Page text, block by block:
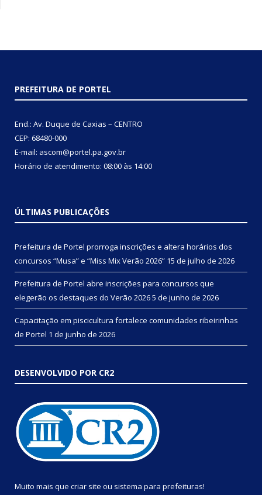
PREFEITURA DE PORTEL
End.: Av. Duque de Caxias – CENTRO
CEP: 68480-000
E-mail: ascom@portel.pa.gov.br
Horário de atendimento: 08:00 às 14:00
ÚLTIMAS PUBLICAÇÕES
Prefeitura de Portel prorroga inscrições e altera horários dos
concursos “Musa” e “Miss Mix Verão 2026” 15 de julho de 2026
Prefeitura de Portel abre inscrições para concursos que
elegerão os destaques do Verão 20265 de junho de 2026
Capacitação em piscicultura fortalece comunidades ribeirinhas
de Portel 1 de junho de 2026
DESENVOLVIDO POR CR2
Muito mais que criar site ou sistema para prefeituras!